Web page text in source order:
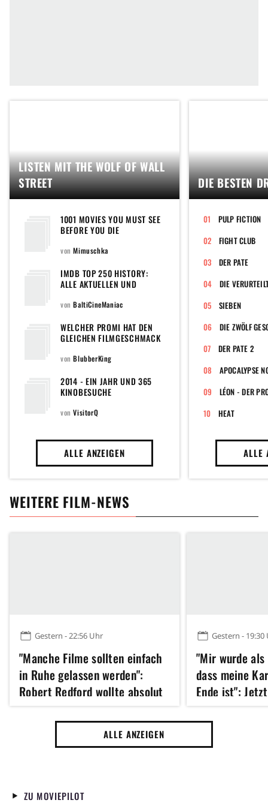
LISTEN MIT THE WOLF OF WALL
STREET
1001 MOVIES YOU MUST SEE
BEFORE YOU DIE
vonMimuschka
IMDB TOP 250 HISTORY:
ALLE AKTUELLEN UND
POPULÄREN TOPLISTE DER
ILMDATENBANK
vonBaltiCineManiac
WELCHER PROMI HAT DEN
GLEICHEN FILMGESCHMACK
vonBlubberKing
2014 - EIN JAHR UND 365
KINOBESUCHE
vonVisitorQ
ALLE ANZEIGEN
DIE BESTEN
PULP FICTION
FIGHT CLUB
DER PATE
DIE
SIEBEN
DIE ZWÖLF
DER PATE 2
APOCALYPSE
LÉON - DER
HEAT
ALLE
WEITERE FILM-NEWS
Gestern - 22:56 Uhr
"Manche Filme sollten einfach
in Ruhe gelassen werden":
Robert Redford wollte absolut
kein Remake dieses Klassikers
der 70er Jahre
Gestern - 19:30
"Mir wurde
dass meine
Ende ist":
Hathaway 43
Jahres gedreht
ALLE ANZEIGEN
ZU MOVIEPILOT